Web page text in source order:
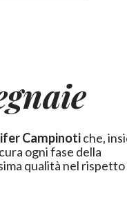
Campinotiche,
ogni fase della
qualità nel rispetto